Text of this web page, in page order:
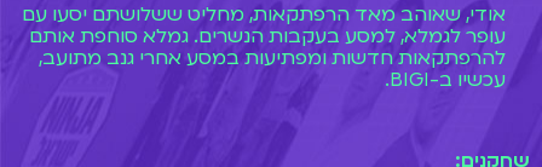
אודי, שאוהב מאד הרפתקאות, מחליט ששלושתם יסעו עם
עופר לגמלא, למסע בעקבות הנשרים. גמלא סוחפת אותם
להרפתקאות חדשות ומפתיעות במסע אחרי גנב מתועב,
עכשיו ב-BIGI.
שחקנים: